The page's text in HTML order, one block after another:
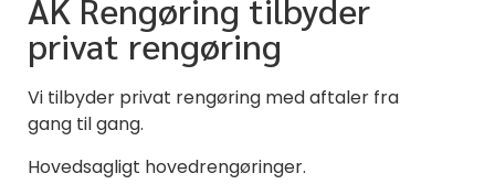
AK Rengøring tilbyder
privat rengøring
Vi tilbyder privat rengøring med aftaler fra
gang til gang.
Hovedsagligt hovedrengøringer.